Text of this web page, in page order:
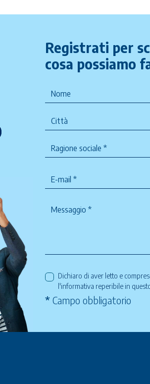
Registrati per
cosa possiamo
Dichiaro di aver letto e
l'informativa reperibile in
* Campo obbligatorio